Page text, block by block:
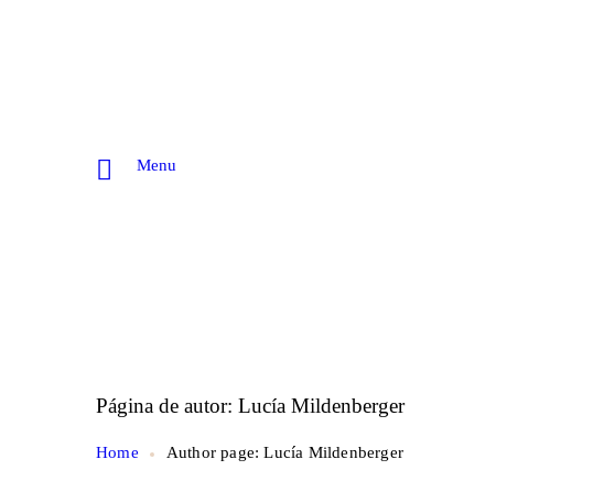
Menu
Página de autor: Lucía Mildenberger
Home Author page: Lucía Mildenberger